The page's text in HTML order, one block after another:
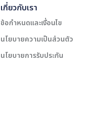
เกี่ยวกับเรา
ข้อกำหนดและเงื่อนไข
นโยบายความเป็นส่วนตัว
นโยบายการรับประกัน